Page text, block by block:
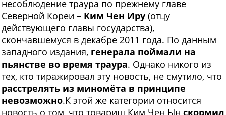
несоблюдение траура по прежнему главе
Северной Кореи – Ким Чен Иру (отцу
действующего главы государства),
скончавшемуся в декабре 2011 года. По данным
западного издания, генерала поймали на
пьянстве во время траура. Однако никого из
тех, кто тиражировал эту новость, не смутило, что
расстрелять из миномёта в принципе
невозможно.К этой же категории относится
новость о том, что товарищ Ким Чен Ын скормил